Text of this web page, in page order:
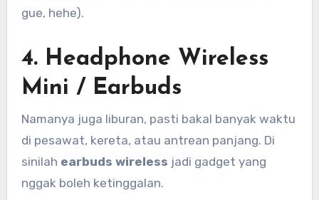
gue, hehe).
4. Headphone Wireless
Mini / Earbuds
Namanya juga liburan, pasti bakal banyak waktu
di pesawat, kereta, atau antrean panjang. Di
sinilah earbuds wireless jadi gadget yang
nggak boleh ketinggalan.